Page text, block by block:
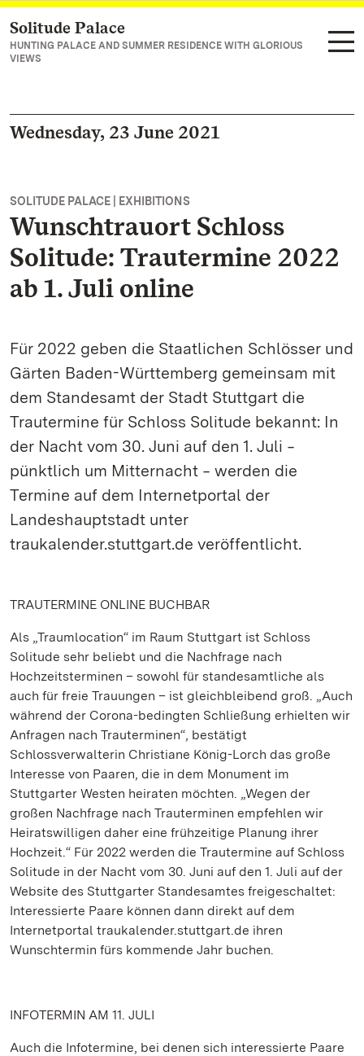
Navigate to main page
Solitude Palace
HUNTING PALACE AND SUMMER RESIDENCE WITH GLORIOUS
VIEWS
Wednesday, 23 June 2021
SOLITUDE PALACE | EXHIBITIONS
Wunschtrauort Schloss
Solitude: Trautermine 2022
ab 1. Juli online
Für 2022 geben die Staatlichen Schlösser und
Gärten Baden-Württemberg gemeinsam mit
dem Standesamt der Stadt Stuttgart die
Trautermine für Schloss Solitude bekannt: In
der Nacht vom 30. Juni auf den 1. Juli ‒
pünktlich um Mitternacht ‒ werden die
Termine auf dem Internetportal der
Landeshauptstadt unter
traukalender.stuttgart.de veröffentlicht.
TRAUTERMINE ONLINE BUCHBAR
Als „Traumlocation“ im Raum Stuttgart ist Schloss
Solitude sehr beliebt und die Nachfrage nach
Hochzeitsterminen – sowohl für standesamtliche als
auch für freie Trauungen – ist gleichbleibend groß. „Auch
während der Corona-bedingten Schließung erhielten wir
Anfragen nach Trauterminen“, bestätigt
Schlossverwalterin Christiane König-Lorch das große
Interesse von Paaren, die in dem Monument im
Stuttgarter Westen heiraten möchten. „Wegen der
großen Nachfrage nach Trauterminen empfehlen wir
Heiratswilligen daher eine frühzeitige Planung ihrer
Hochzeit.“ Für 2022 werden die Trautermine auf Schloss
Solitude in der Nacht vom 30. Juni auf den 1. Juli auf der
Website des Stuttgarter Standesamtes freigeschaltet:
Interessierte Paare können dann direkt auf dem
Internetportal traukalender.stuttgart.de ihren
Wunschtermin fürs kommende Jahr buchen.
INFOTERMIN AM 11. JULI
Auch die Infotermine, bei denen sich interessierte Paare